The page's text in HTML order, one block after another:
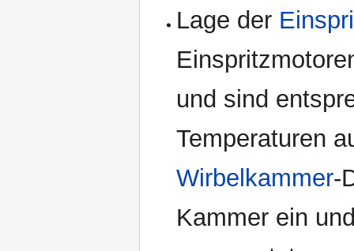
Lage der
und sind
Temperaturen
Wirbelkammer-
Kammer ein